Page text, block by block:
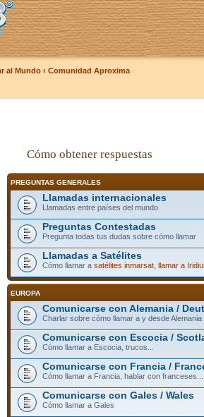
al Mundo ‹ Comunidad Aproxima
Cómo obtener respuestas
PREGUNTAS GENERALES
Llamadas internacionales
Llamadas entre países del mundo
Preguntas Contestadas
Pregunta todas tus dudas sobre cómo llamar
Llamadas a Satélites
Cómo llamar a satélites inmarsat, llamar a
EUROPA
Comunicarse con Alemania /
Charlar sobre cómo llamar a y desde Alemania
Comunicarse con Escocia /
Cómo llamar a Escocia, trucos...
Comunicarse con Francia /
Cómo llamar a Francia, hablar con franceses...
Comunicarse con Gales / Wales
Cómo llamar a Gales